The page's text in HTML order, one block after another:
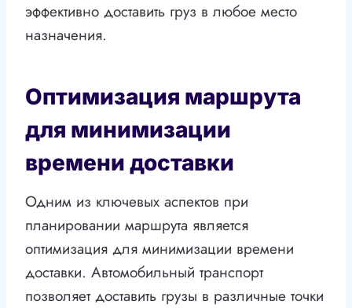
эффективно доставить груз в любое место
назначения.
Оптимизация маршрута
для минимизации
времени доставки
Одним из ключевых аспектов при
планировании маршрута является
оптимизация для минимизации времени
доставки. Автомобильный транспорт
позволяет доставить грузы в различные точки